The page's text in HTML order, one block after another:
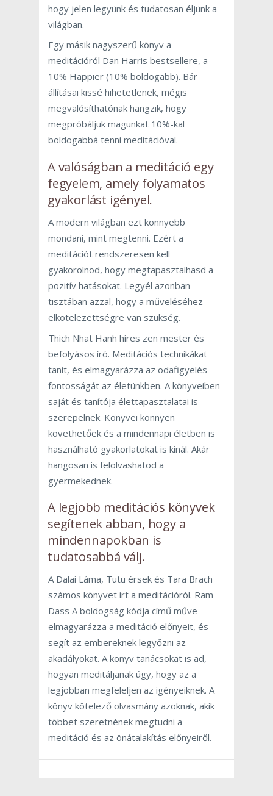
hogy jelen legyünk és tudatosan éljünk a
világban.
Egy másik nagyszerű könyv a
meditációról Dan Harris bestsellere, a
10% Happier (10% boldogabb). Bár
állításai kissé hihetetlenek, mégis
megvalósíthatónak hangzik, hogy
megpróbáljuk magunkat 10%-kal
boldogabbá tenni meditációval.
A valóságban a meditáció egy
fegyelem, amely folyamatos
gyakorlást igényel.
A modern világban ezt könnyebb
mondani, mint megtenni. Ezért a
meditációt rendszeresen kell
gyakorolnod, hogy megtapasztalhasd a
pozitív hatásokat. Legyél azonban
tisztában azzal, hogy a műveléséhez
elkötelezettségre van szükség.
Thich Nhat Hanh híres zen mester és
befolyásos író. Meditációs technikákat
tanít, és elmagyarázza az odafigyelés
fontosságát az életünkben. A könyveiben
saját és tanítója élettapasztalatai is
szerepelnek. Könyvei könnyen
követhetőek és a mindennapi életben is
használható gyakorlatokat is kínál. Akár
hangosan is felolvashatod a
gyermekednek.
A legjobb meditációs könyvek
segítenek abban, hogy a
mindennapokban is
tudatosabbá válj.
A Dalai Láma, Tutu érsek és Tara Brach
számos könyvet írt a meditációról. Ram
Dass A boldogság kódja című műve
elmagyarázza a meditáció előnyeit, és
segít az embereknek legyőzni az
akadályokat. A könyv tanácsokat is ad,
hogyan meditáljanak úgy, hogy az a
legjobban megfeleljen az igényeiknek. A
könyv kötelező olvasmány azoknak, akik
többet szeretnének megtudni a
meditáció és az önátalakítás előnyeiről.